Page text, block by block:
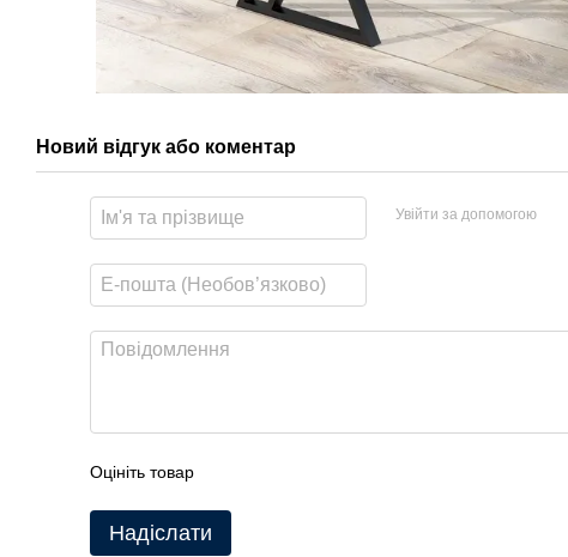
Новий відгук або коментар
Увійти за допомогою
Оцініть товар
Надіслати